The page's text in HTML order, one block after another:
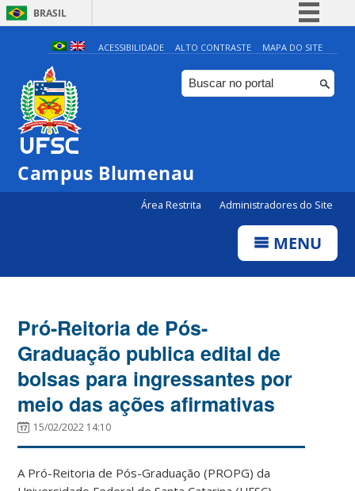
BRASIL
Simplifique!
Comunica BR
Participe
ACESSIBILIDADE ALTO CONTRASTE MAPA DO SITE
Campus Blumenau
Área Restrita Administradores do Site
MENU
Pró-Reitoria de Pós-
Graduação publica edital de
bolsas para ingressantes por
meio das ações afirmativas
15/02/2022 14:10
A Pró-Reitoria de Pós-Graduação (PROPG) da